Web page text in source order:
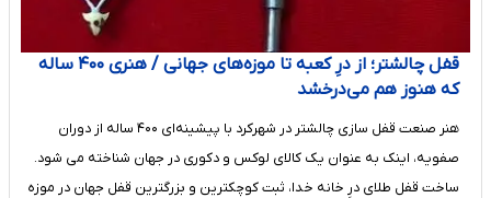
قفل چالشتر؛ از درِ کعبه تا موزه‌های جهانی / هنری ۴۰۰ ساله
که هنوز هم می‌درخشد
هنر صنعت قفل سازی چالشتر در شهرکرد با پیشینه‌ای ۴۰۰ ساله از دوران
صفویه، اینک به عنوان یک کالای لوکس و دکوری در جهان شناخته می شود.
ساخت قفل طلای درِ خانه خدا، ثبت کوچکترین و بزرگترین قفل جهان در موزه